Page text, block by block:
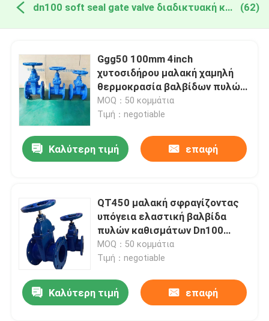
dn100 soft seal gate valve διαδικτυακή κατασκευή (62)
Ggg50 100mm 4inch
χυτοσιδήρου μαλακή χαμηλή
θερμοκρασία βαλβίδων πυλών
καθισμάτων σφραγίδων
λαστιχένια
MOQ：50 κομμάτια
Τιμή：negotiable
Καλύτερη τιμή επαφή
QT450 μαλακή σφραγίζοντας
υπόγεια ελαστική βαλβίδα
πυλών καθισμάτων Dn100
Dn200
MOQ：50 κομμάτια
Τιμή：negotiable
Καλύτερη τιμή επαφή